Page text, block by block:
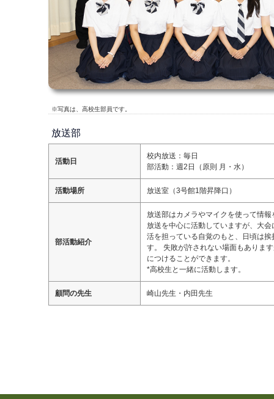
※写真は、高校生部員です。
放送部
活動日
校内放送：毎日
部活動：週2日（原則 月・水）
活動場所 放送室（3号館1階昇降口）
部活動紹介
放送部はカメラやマイクを使って情
放送を中心に活動していますが、大
活を担っている自覚のもと、日頃は
す。 失敗が許されない場面もありま
につけることができます。
*高校生と一緒に活動します。
顧問の先生 崎山先生・内田先生